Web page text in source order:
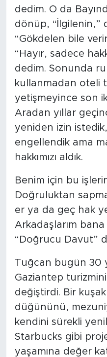
dedim. O da
dönüp, “İlgilenin,”
“Gökdelen bile
“Hayır, sadece
dedim. Sonunda
kullanmadan oteli
yetişmeyince son
Aradan yıllar
yeniden izin
engellendik ama
hakkımızı aldık.
Benim için bu
Doğruluktan
er ya da geç hak
Arkadaşlarım
“Doğrucu Davut”
Tuğcan bugün 30
Gaziantep
değiştirdi. Bir kuşak
düğününü,
kendini sürekli
Starbucks gibi
yaşamına değer